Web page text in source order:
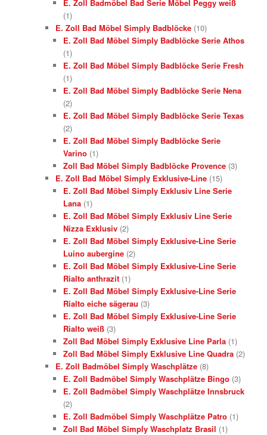
E. Zoll Badmöbel Bad Serie Möbel Peggy weiß
(1)
E. Zoll Bad Möbel Simply Badblöcke (10)
E. Zoll Bad Möbel Simply Badblöcke Serie Athos
(1)
E. Zoll Bad Möbel Simply Badblöcke Serie Fresh
(1)
E. Zoll Bad Möbel Simply Badblöcke Serie Nena
(2)
E. Zoll Bad Möbel Simply Badblöcke Serie Texas
(2)
E. Zoll Bad Möbel Simply Badblöcke Serie
Varino (1)
Zoll Bad Möbel Simply Badblöcke Provence (3)
E. Zoll Bad Möbel Simply Exklusive-Line (15)
E. Zoll Bad Möbel Simply Exklusiv Line Serie
Lana (1)
E. Zoll Bad Möbel Simply Exklusiv Line Serie
Nizza Exklusiv (2)
E. Zoll Bad Möbel Simply Exklusive-Line Serie
Luino aubergine (2)
E. Zoll Bad Möbel Simply Exklusive-Line Serie
Rialto anthrazit (1)
E. Zoll Bad Möbel Simply Exklusive-Line Serie
Rialto eiche sägerau (3)
E. Zoll Bad Möbel Simply Exklusive-Line Serie
Rialto weiß (3)
Zoll Bad Möbel Simply Exklusive Line Parla (1)
Zoll Bad Möbel Simply Exklusive Line Quadra (2)
E. Zoll Badmöbel Simply Waschplätze (8)
E. Zoll Badmöbel Simply Waschplätze Bingo (3)
E. Zoll Badmöbel Simply Waschplätze Innsbruck
(2)
E. Zoll Badmöbel Simply Waschplätze Patro (1)
Zoll Bad Möbel Simply Waschplatz Brasil (1)